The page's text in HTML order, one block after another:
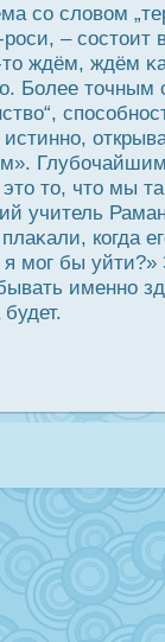
со словом
– сοстоит
ждём, ждём
Более точным
то, что мы
учитель
когда
мог бы уйти?»
именно